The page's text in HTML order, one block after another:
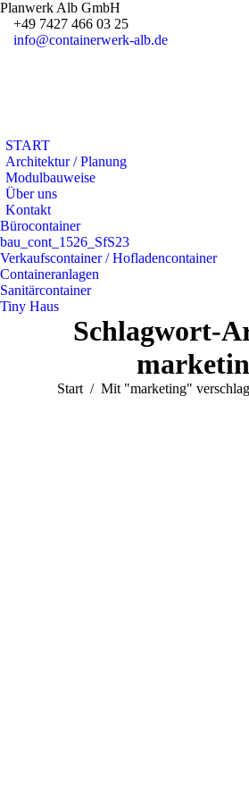
Planwerk Alb GmbH
+49 7427 466 03 25
info@containerwerk-alb.de
START
Architektur / Planung
Modulbauweise
Über uns
Kontakt
Bürocontainer
bau_cont_1526_SfS23
Verkaufscontainer / Hofladencontainer
Containeranlagen
Sanitärcontainer
Tiny Haus
Schlagwort-
Sie befinden sich hier:
Start Mit "marketing"